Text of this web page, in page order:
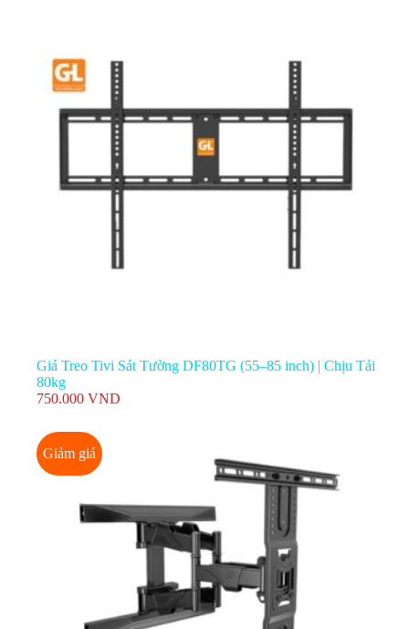
Giá Treo Tivi Sát Tường DF80TG (55–85 inch) | Chịu Tải
80kg
750.000 VND
Giảm giá